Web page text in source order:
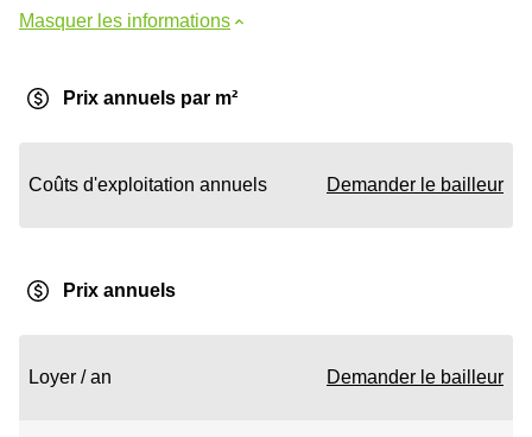
Masquer les informations
Prix annuels par m²
Coûts d'exploitation annuels Demander le bailleur
Prix annuels
Loyer / an Demander le bailleur